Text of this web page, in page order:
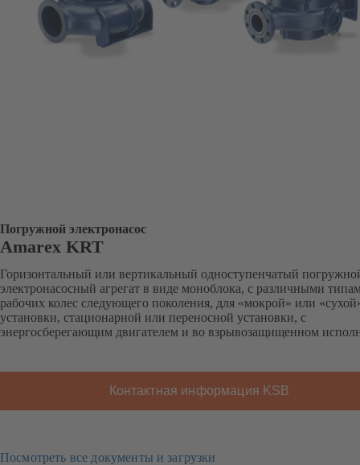
Погружной электронасос
Amarex KRT
Горизонтальный или вертикальный одноступенчатый
электронасосный агрегат в виде моноблока, с различными
рабочих колес следующего поколения, для «мокрой» или
установки, стационарной или переносной установки, с
энергосберегающим двигателем и во взрывозащищенном
Контактная информация KSB
Посмотреть все документы и загрузки